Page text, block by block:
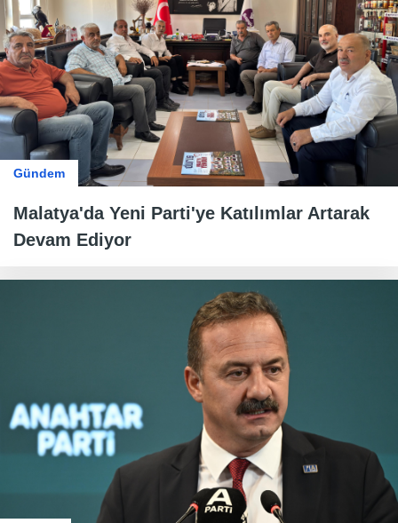
Gündem
Malatya'da Yeni Parti'ye Katılımlar Artarak
Devam Ediyor